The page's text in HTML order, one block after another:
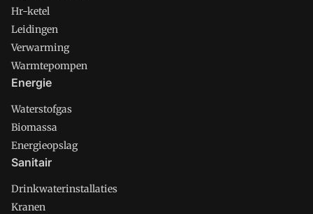
Hr-ketel
Leidingen
Verwarming
Warmtepompen
Energie
Waterstofgas
Biomassa
Energieopslag
Sanitair
Drinkwaterinstallaties
Kranen